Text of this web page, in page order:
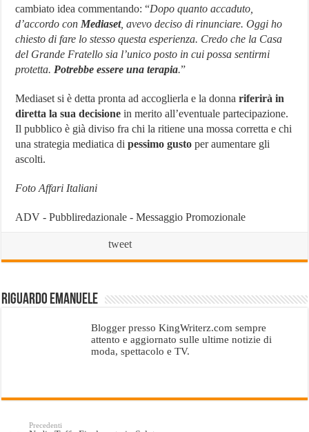
cambiato idea commentando: “Dopo quanto accaduto,
d’accordo con Mediaset, avevo deciso di rinunciare. Oggi ho
chiesto di fare lo stesso questa esperienza. Credo che la Casa
del Grande Fratello sia l’unico posto in cui possa sentirmi
protetta. Potrebbe essere una terapia.”
Mediaset si è detta pronta ad accoglierla e la donnariferirà in
diretta la sua decisione in merito all’eventuale partecipazione.
Il pubblico è già diviso fra chi la ritiene una mossa corretta e chi
una strategia mediatica dipessimo gustoper aumentare gli
ascolti.
Foto Affari Italiani
ADV - Pubbliredazionale - Messaggio Promozionale
tweet
Riguardo emanuele
Blogger presso KingWriterz.com sempre
attento e aggiornato sulle ultime notizie di
moda, spettacolo e TV.
Precedenti